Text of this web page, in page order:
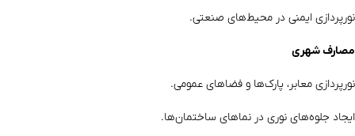
نورپردازی ایمنی در محیط‌های صنعتی.
مصارف شهری
نورپردازی معابر، پارک‌ها و فضاهای عمومی.
ایجاد جلوه‌های نوری در نماهای ساختمان‌ها.